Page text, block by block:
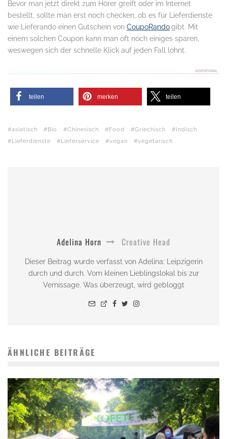
Bevor man jetzt direkt zum Hörer greift oder im Internet
bestellt, sollte man erst noch checken, ob es für Lieferdienste
wie Lieferando einen Gutschein von CoupoRandogibt. Mit
einem solchen Coupon kann man oft noch einiges sparen,
weswegen sich der schnelle Klick auf jeden Fall lohnt.
teilen merken teilen
asiatisch Bio Chinesisch Food Griechisch
Indisch
Lieferdienste
Lieferservice vegan vegetarisch
Adelina Horn Creative Head
Dieser Beitrag wurde verfasst von Adelina: Leipzigerin
durch und durch. Vom kleinen Lieblingslokal bis zur
Vernissage. Was überzeugt, wird gebloggt
ÄHNLICHE BEITRÄGE